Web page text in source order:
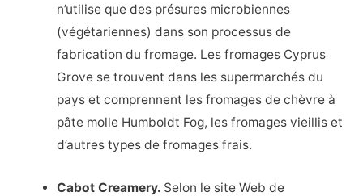
n’utilise que des présures microbiennes
(végétariennes) dans son processus de
fabrication du fromage. Les fromages Cyprus
Grove se trouvent dans les supermarchés du
pays et comprennent les fromages de chèvre à
pâte molle Humboldt Fog, les fromages vieillis et
d’autres types de fromages frais.
Cabot Creamery. Selon le site Web de